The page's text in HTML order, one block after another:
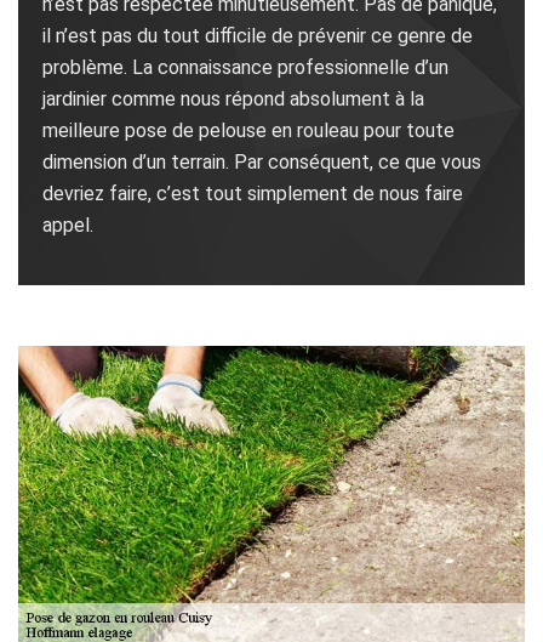
il n’est pas du tout difficile de prévenir ce genre de
problème. La connaissance professionnelle d’un
jardinier comme nous répond absolument à la
meilleure pose de pelouse en rouleau pour toute
dimension d’un terrain. Par conséquent, ce que vous
devriez faire, c’est tout simplement de nous faire
appel.